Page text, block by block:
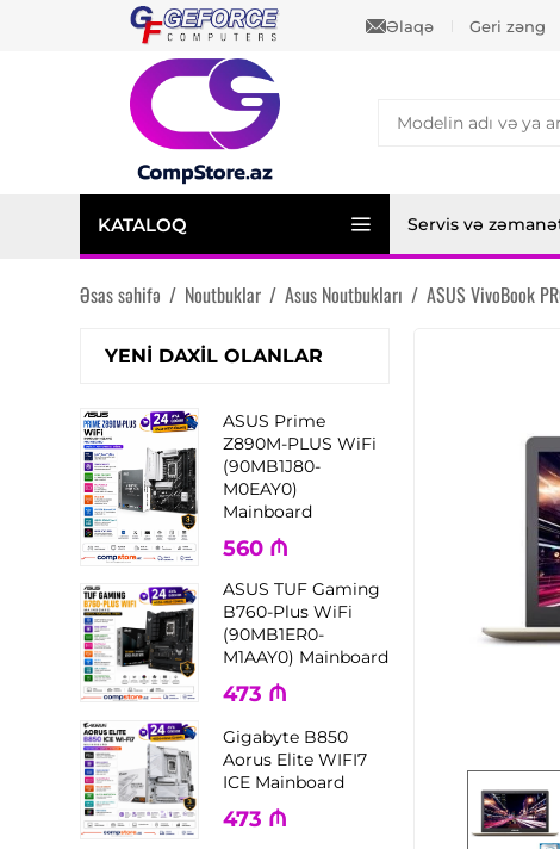
Əlaqə Geri zəng
KATALOQ Servis və
Əsas səhifə / Noutbuklar / Asus Noutbukları / ASUS VivoBook
YENI DAXIL OLANLAR
ASUS Prime
Z890M-PLUS WiFi
(90MB1J80-
M0EAY0)
Mainboard
560 ₼
ASUS TUF Gaming
B760-Plus WiFi
(90MB1ER0-
M1AAY0) Mainboard
473 ₼
Gigabyte B850
Aorus Elite WIFI7
ICE Mainboard
473 ₼